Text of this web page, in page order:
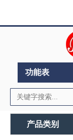
功能表
产品类别